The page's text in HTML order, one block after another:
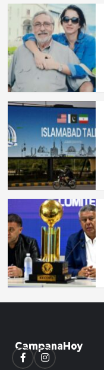
FacebookInstagram